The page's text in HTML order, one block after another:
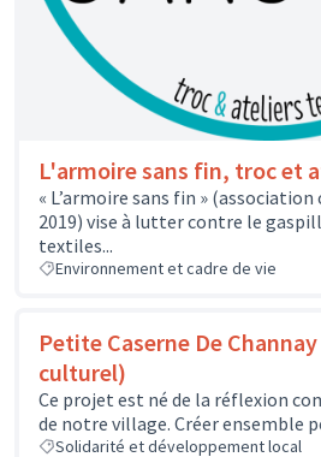
L'armoire sans fin, troc et
« L’armoire sans fin »
2019) vise à lutter contre le
textiles...
Environnement et cadre de vie
Petite Caserne De
culturel)
Ce projet est né de la réflexion
de notre village. Créer ensemble
Solidarité et développement local